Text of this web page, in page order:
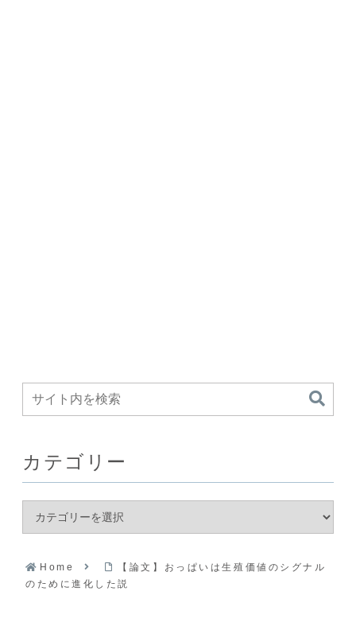
カテゴリー
Home
【論文】おっぱいは生殖価値のシグナル
のために進化した説